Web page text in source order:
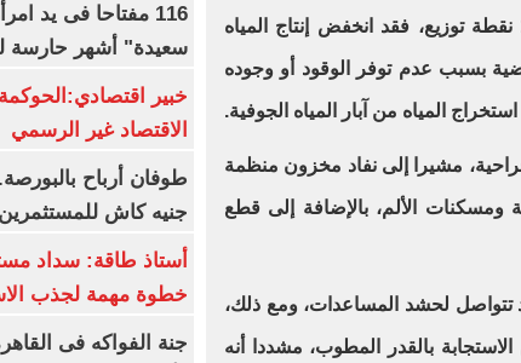
استمرارهم في توفير المياه عبر أكثر من 12 نقطة توزيع، فقد انخفض إنتاج المياه
الماضية بسبب عدم توفر الوقود أو وجوده
المياه من آبار المياه الجوفية.
مشيرا إلى نفاد مخزون منظمة
ومسكنات الألم، بالإضافة إلى قطع
تتواصل لحشد المساعدات، ومع ذلك،
بالقدر المطوب، مشددا أنه
116 مفتاحا فى يد
سعيدة" أشهر حارسة
خبير
الاقتصاد غير الرسمي
جنيه كاش للمستثمرين
أستاذ طاقة: سداد
خطوة مهمة لجذب
جنة الفواكه فى